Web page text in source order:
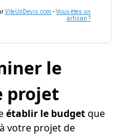
ViteUnDevis.com -Vous êtes un
artisan ?
le
projet
établir le budgetque
votre projet de